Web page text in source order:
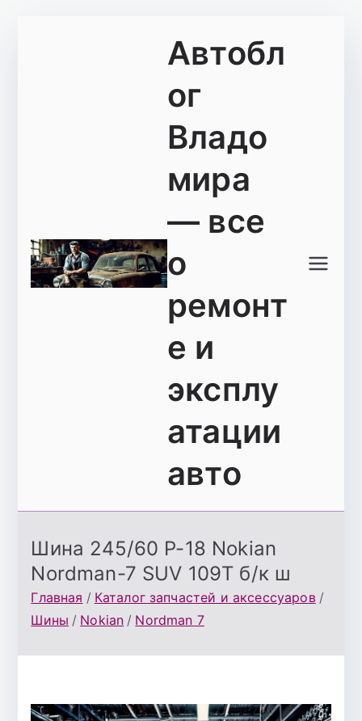
Автобл
ог
Владо
мира
— все
о
ремонт
е и
эксплу
атации
авто
Шина 245/60 Р-18 Nokian
Nordman-7 SUV 109T б/к ш
Главная
Каталог запчастей и аксессуаров
Шины
Nokian Nordman 7